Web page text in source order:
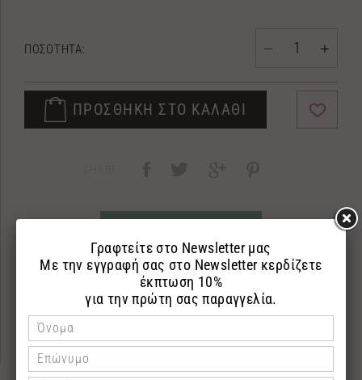
ΠΟΣΟΤΗΤΑ:
ΠΡΟΣΘΗΚΗ ΣΤΟ ΚΑΛΑΘΙ
ΠΕΡΙΓΡΑΦΗ
ΕΠΙΣΤΡΟΦΕΣ
ΠΛΗΡΩΜΗ